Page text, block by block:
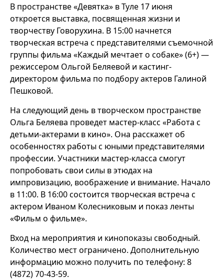
В пространстве «Девятка» в Туле 17 июня
откроется выставка, посвященная жизни и
творчеству Говорухина. В 15:00 начнется
творческая встреча с представителями съемочной
группы фильма «Каждый мечтает о собаке» (6+) —
режиссером Ольгой Беляевой и кастинг-
директором фильма по подбору актеров Галиной
Пешковой.
На следующий день в творческом пространстве
Ольга Беляева проведет мастер-класс «Работа с
детьми-актерами в кино». Она расскажет об
особенностях работы с юными представителями
профессии. Участники мастер-класса смогут
попробовать свои силы в этюдах на
импровизацию, воображение и внимание. Начало
в 11:00. В 16:00 состоится творческая встреча с
актером Иваном Колесниковым и показ ленты
«Фильм о фильме».
Вход на мероприятия и кинопоказы свободный.
Количество мест ограничено. Дополнительную
информацию можно получить по телефону: 8
(4872) 70-43-59.